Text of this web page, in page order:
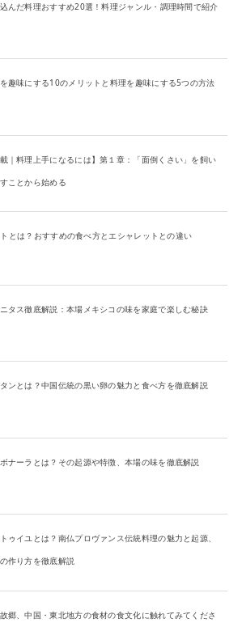
んだ料理おすすめ20選！料理ジャンル・調理時間で紹介
趣味にする10のメリットと料理を趣味にする5つの方法
載｜料理上手になるには】第１章：「面倒くさい」を飼い
ことから始める
とは？おすすめの食べ方とエシャレットとの違い
タス徹底解説：本場メキシコの味を家庭で楽しむ秘訣
ンとは？中国伝統の黒い卵の魅力と食べ方を徹底解説
ナーラとは？その起源や特徴、本場の味を徹底解説
ゥイユとは？南仏プロヴァンス伝統料理の魅力と起源、
作り方を徹底解説
郷、中国・東北地方の食材の食文化に触れてみてくださ